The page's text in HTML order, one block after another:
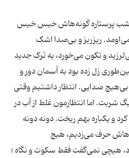
پرستاره گونه‌هاش خیس خیس
ریزریز و بی‌صدا اشک
و تکون می‌خورد، یه تَرک جدید
زل زده بود به آسمان دور و
صدایی. انتظار داشتیم وقتی
شربت. اما انتظارمون غلط از آب در
و یکباره بهم ریخت. دونه دونه
حرف می‌زدیم، هیچ
هیچی نمی‌گفت فقط سکوت و نگاه ؛